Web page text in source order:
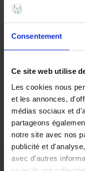
Consentement
Ce site web utilise
Les cookies nous
et les annonces,
médias sociaux et
partageons
notre site avec nos
publicité et
avec d'autres
POUR
LES
LES